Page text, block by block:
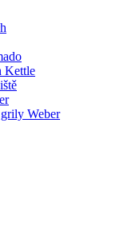
Kettle
Weber